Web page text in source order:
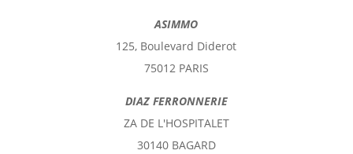
ASIMMO
125, Boulevard Diderot
75012 PARIS
DIAZ FERRONNERIE
ZA DE L'HOSPITALET
30140 BAGARD